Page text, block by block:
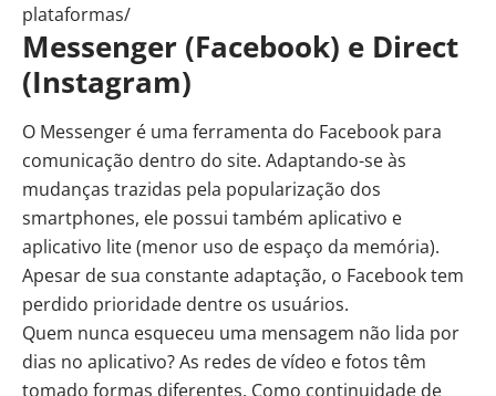
plataformas/
Messenger (Facebook) e Direct
(Instagram)
O Messenger é uma ferramenta do Facebook para
comunicação dentro do site. Adaptando-se às
mudanças trazidas pela popularização dos
smartphones, ele possui também aplicativo e
aplicativo lite (menor uso de espaço da memória).
Apesar de sua constante adaptação, o Facebook tem
perdido prioridade dentre os usuários.
Quem nunca esqueceu uma mensagem não lida por
dias no aplicativo? As redes de vídeo e fotos têm
tomado formas diferentes. Como continuidade de